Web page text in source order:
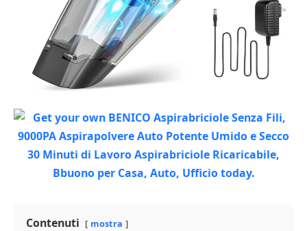
Contenuti mostra